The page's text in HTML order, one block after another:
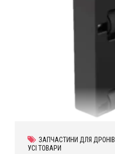
ЗАПЧАСТИНИ ДЛЯ ДРОНІВ
УСІ ТОВАРИ